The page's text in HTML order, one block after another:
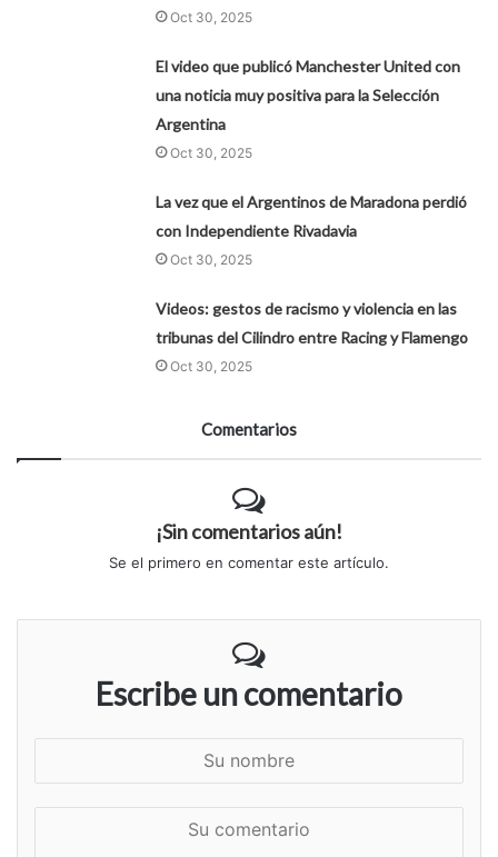
Oct 30, 2025
El video que publicó Manchester United con
una noticia muy positiva para la Selección
Argentina
Oct 30, 2025
La vez que el Argentinos de Maradona perdió
con Independiente Rivadavia
Oct 30, 2025
Videos: gestos de racismo y violencia en las
tribunas del Cilindro entre Racing y Flamengo
Oct 30, 2025
Comentarios
¡Sin comentarios aún!
Se el primero en comentar este artículo.
Escribe un comentario